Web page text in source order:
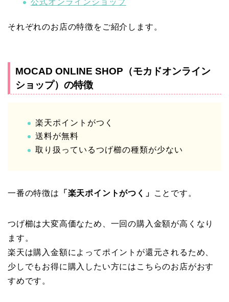
公式オンラインショップ
それぞれのお店の特徴をご紹介します。
MOCAD ONLINE SHOP（モカドオンライン
ショップ）の特徴
楽天ポイントがつく
送料が無料
取り扱っているつげ櫛の種類が少ない
一番の特徴は 「楽天ポイントがつく」 ことです。
つげ櫛は大変高価なため、一回の購入金額が高くなり
ます。
楽天は購入金額によってポイントが還元されるため、
少しでもお得に購入したい方にはこちらのお店がおす
すめです。